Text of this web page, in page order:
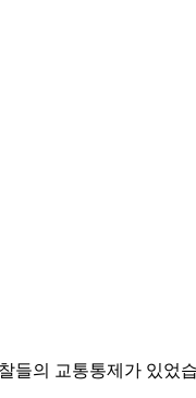
들의 교통통제가 있었